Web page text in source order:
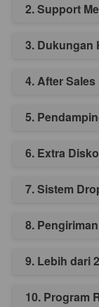
2. Support
3. Dukungan
4. After
5.
6. Extra
7. Sistem
8.
9. Lebih dari
10. Program